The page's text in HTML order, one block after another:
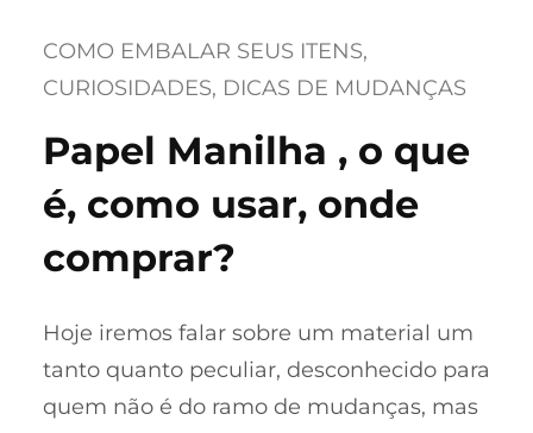
COMO EMBALAR SEUS ITENS
CURIOSIDADES, DICAS DE MUDANÇAS
Papel Manilha , o que
é, como usar, onde
comprar?
Hoje iremos falar sobre um material um
tanto quanto peculiar, desconhecido para
quem não é do ramo de mudanças, mas